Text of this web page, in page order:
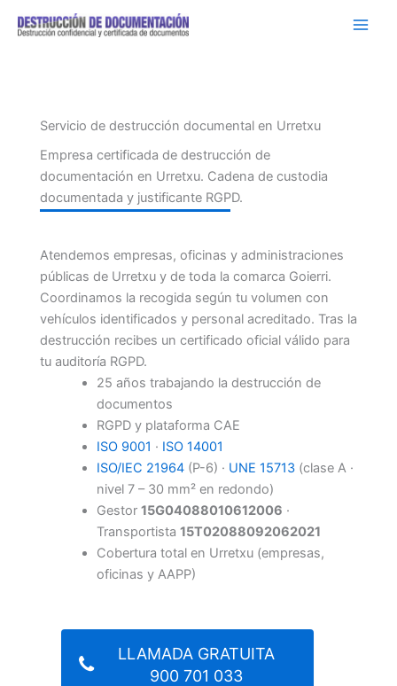
Servicio de destrucción documental en Urretxu
Empresa certificada de destrucción de
documentación en Urretxu. Cadena de custodia
documentada y justificante RGPD.
Atendemos empresas, oficinas y administraciones
públicas de Urretxu y de toda la comarca Goierri.
Coordinamos la recogida según tu volumen con
vehículos identificados y personal acreditado. Tras la
destrucción recibes un certificado oficial válido para
tu auditoría RGPD.
25 años trabajando la destrucción de
documentos
RGPD y plataforma CAE
ISO 9001 · ISO 14001
ISO/IEC 21964(P-6) · UNE 15713(clase A ·
nivel 7 – 30 mm² en redondo)
Gestor 15G04088010612006 ·
Transportista 15T02088092062021
Cobertura total en Urretxu (empresas,
oficinas y AAPP)
LLAMADA GRATUITA
900 701 033